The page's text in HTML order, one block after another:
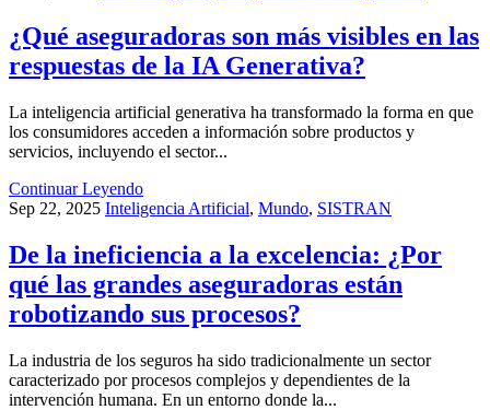
¿Qué aseguradoras son más visibles en las
respuestas de la IA Generativa?
La inteligencia artificial generativa ha transformado la forma en que
los consumidores acceden a información sobre productos y
servicios, incluyendo el sector...
Continuar Leyendo
Sep 22, 2025 Inteligencia Artificial, Mundo, SISTRAN
De la ineficiencia a la excelencia: ¿Por
qué las grandes aseguradoras están
robotizando sus procesos?
La industria de los seguros ha sido tradicionalmente un sector
caracterizado por procesos complejos y dependientes de la
intervención humana. En un entorno donde la...